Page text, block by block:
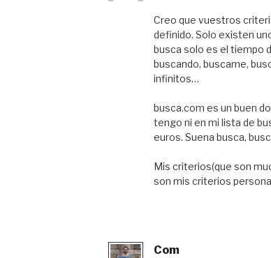
Creo que vuestros
definido. Solo existen
busca solo es el tiempo
buscando, buscame,
infinitos…
busca.com es un buen
tengo ni en mi lista de
euros. Suena busca,
Mis criterios(que son
son mis criterios
Com